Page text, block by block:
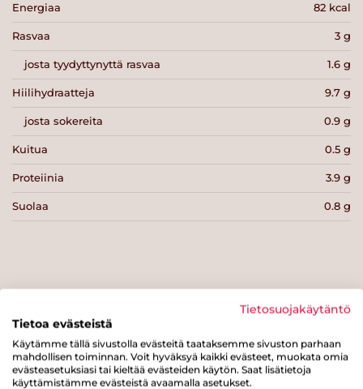
Energiaa 82 kcal
Rasvaa 3 g
josta tyydyttynyttä rasvaa 1.6 g
Hiilihydraatteja 9.7 g
josta sokereita 0.9 g
Kuitua 0.5 g
Proteiinia 3.9 g
Suolaa 0.8 g
Tietosuojakäytäntö
Tietoa evästeistä
Käytämme tällä sivustolla evästeitä taataksemme sivuston parhaan
mahdollisen toiminnan. Voit hyväksyä kaikki evästeet, muokata omia
evästeasetuksiasi tai kieltää evästeiden käytön. Saat lisätietoja
käyttämistämme evästeistä avaamalla asetukset.